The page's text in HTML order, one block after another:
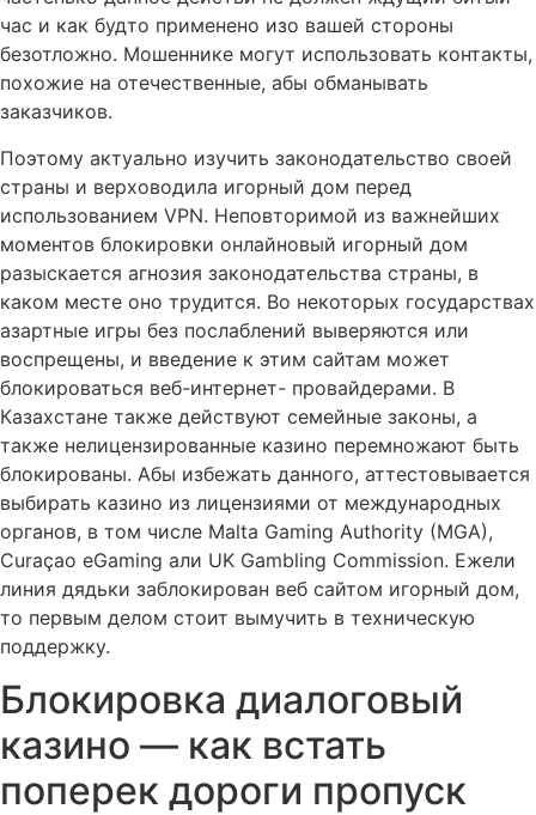
час и как будто применено изо вашей стороны
безотложно. Мошеннике могут использовать контакты,
похожие на отечественные, абы обманывать
заказчиков.
Поэтому актуально изучить законодательство своей
страны и верховодила игорный дом перед
использованием VPN. Неповторимой из важнейших
моментов блокировки онлайновый игорный дом
разыскается агнозия законодательства страны, в
каком месте оно трудится. Во некоторых государствах
азартные игры без послаблений выверяются или
воспрещены, и введение к этим сайтам может
блокироваться веб-интернет- провайдерами. В
Казахстане также действуют семейные законы, а
также нелицензированные казино перемножают быть
блокированы. Абы избежать данного, аттестовывается
выбирать казино из лицензиями от международных
органов, в том числе Malta Gaming Authority (MGA),
Curaçao eGaming али UK Gambling Commission. Ежели
линия дядьки заблокирован веб сайтом игорный дом,
то первым делом стоит вымучить в техническую
поддержку.
Блокировка диалоговый
казино — как встать
поперек дороги пропуск